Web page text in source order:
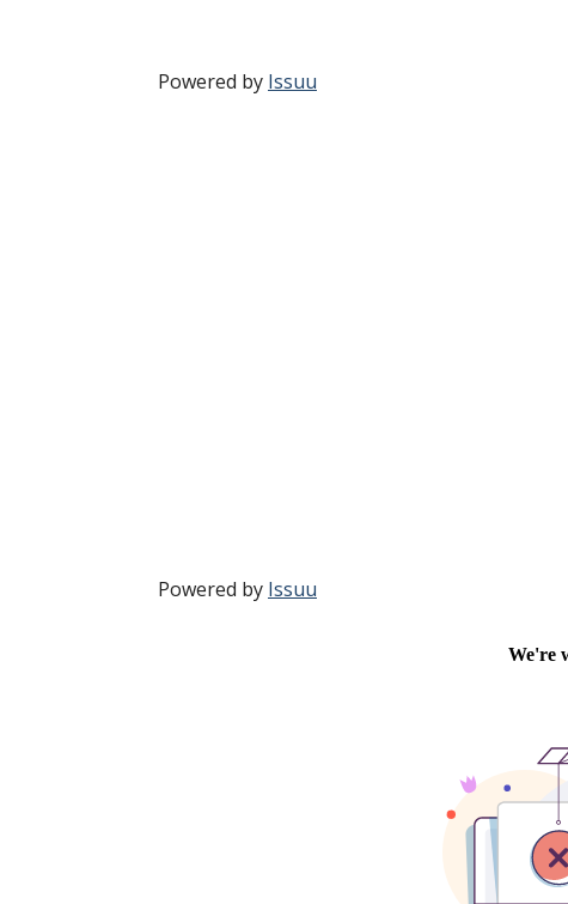
Powered by Issuu
Powered by Issuu